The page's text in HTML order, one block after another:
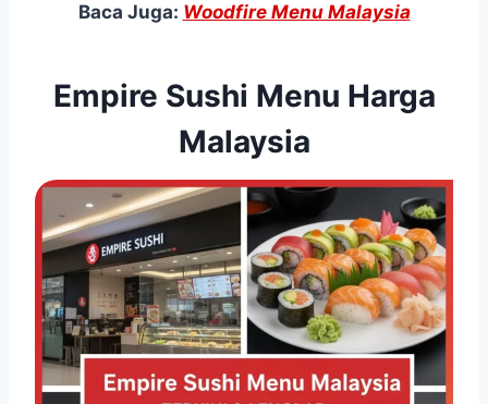
Baca Juga: Woodfire Menu Malaysia
Empire Sushi Menu Harga
Malaysia